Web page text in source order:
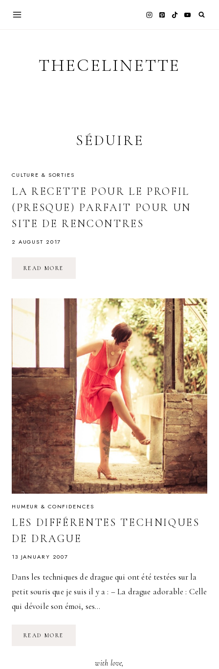
THECELINETTE
SÉDUIRE
CULTURE & SORTIES
LA RECETTE POUR LE PROFIL
(PRESQUE) PARFAIT POUR UN
SITE DE RENCONTRES
2 AUGUST 2017
READ MORE
(PRESQUE)
PARFAIT
POUR
UN
SITE
RENCONTRES
HUMEUR & CONFIDENCES
LES DIFFÉRENTES TECHNIQUES
DE DRAGUE
13 JANUARY 2007
Dans les techniques de drague qui ont été testées sur la
petit souris que je suis il y a : – La drague adorable : Celle
qui dévoile son émoi, ses…
READ MORE
with love,